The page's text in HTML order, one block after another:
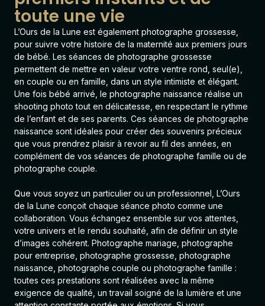
toute une vie
L’Ours de la Lune est également photographe grossesse
pour suivre votre histoire de la maternité aux premiers jours
de bébé. Les séances de photographe grossesse
permettent de mettre en valeur votre ventre rond, seul(e),
en couple ou en famille, dans un style intimiste et élégant.
Une fois bébé arrivé, le photographe naissance réalise un
shooting photo tout en délicatesse, en respectant le rythme
de l’enfant et de ses parents. Ces séances de photographe
naissance sont idéales pour créer des souvenirs précieux
que vous prendrez plaisir à revoir au fil des années, en
complément de vos séances de photographe famille ou de
photographe couple.
Que vous soyez un particulier ou un professionnel, L’Ours
de la Lune conçoit chaque séance photo comme une
collaboration. Vous échangez ensemble sur vos attentes,
votre univers et le rendu souhaité, afin de définir un style
d’images cohérent. Photographe mariage photographe
pour entreprise photographe grossesse photographe
naissance photographe couple ou photographe famille :
toutes ces prestations sont réalisées avec la même
exigence de qualité, un travail soigné de la lumière et une